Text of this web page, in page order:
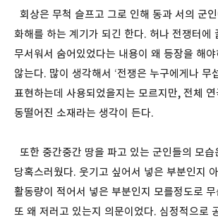
회상은 무척 슬프고 그로 인해 동과 서의 군
화해를 하는 계기가 되긴 한다. 허나 전쟁터에
무서워서 숨어있었다는 내용이 왜 등장을 해
않는다. 많이 생각해서 ‘전쟁은 누구에게나 무
표현하는데 사용되었을지는 모르지만, 전체
동떨어진 소재라는 생각이 든다.
또한 중간중간 땅을 파고 있는 군인들의 모습
당혹스러웠다. 웃기고 싶어서 넣은 부분인지
활동량이 적어서 넣은 부분인지 모를정도로
또 왜 저러고 있는지 의문이었다. 심정적으로